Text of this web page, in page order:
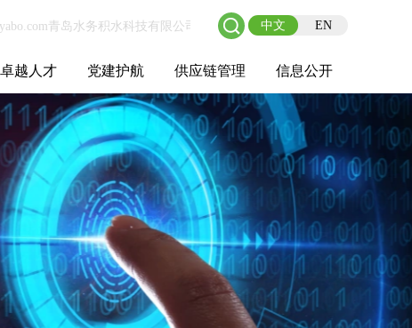
中文 EN
卓越人才
人才理念
职业成长
校园招聘
社会招聘
士后工作站
招聘动态
党建护航
党建在线
教育实践
供应链管理
供应链介绍
供应链合作
信息公开
基本信息
管理架构
人事薪酬
经营成果
重大事项